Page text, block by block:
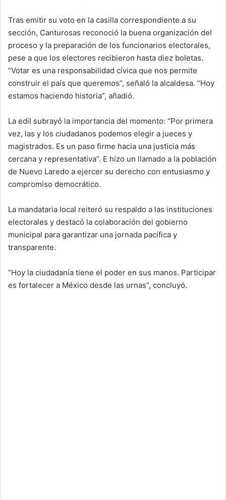
Tras emitir su voto en la casilla correspondiente a su
sección, Canturosas reconoció la buena organización del
proceso y la preparación de los funcionarios electorales,
pese a que los electores recibieron hasta diez boletas.
“Votar es una responsabilidad cívica que nos permite
construir el país que queremos”, señaló la alcaldesa. “Hoy
estamos haciendo historia”, añadió.
La edil subrayó la importancia del momento: “Por primera
vez, las y los ciudadanos podemos elegir a jueces y
magistrados. Es un paso firme hacia una justicia más
cercana y representativa”. E hizo un llamado a la población
de Nuevo Laredo a ejercer su derecho con entusiasmo y
compromiso democrático.
La mandataria local reiteró su respaldo a las instituciones
electorales y destacó la colaboración del gobierno
municipal para garantizar una jornada pacífica y
transparente.
“Hoy la ciudadanía tiene el poder en sus manos. Participar
es fortalecer a México desde las urnas”, concluyó.